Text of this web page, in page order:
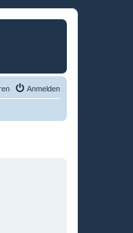
Anmelden